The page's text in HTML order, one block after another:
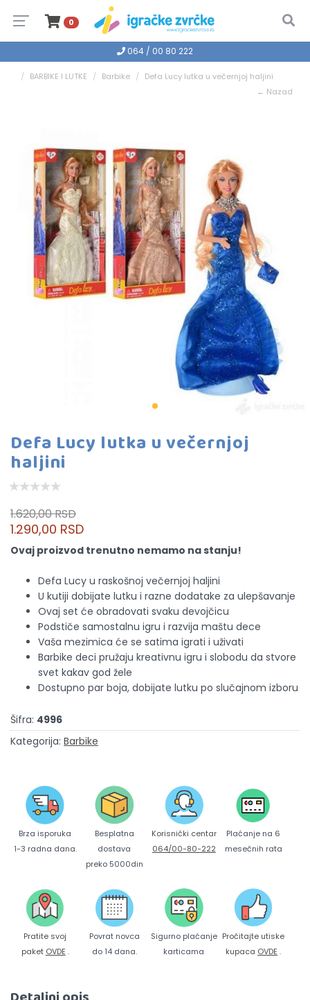
0
064 / 00 80 222
BARBIKE I LUTKE Barbike
Defa Lucy lutka u večernjoj haljini
← Nazad
Defa Lucy lutka u večernjoj
haljini
1.620,00 RSD
1.290,00 RSD
Ovaj proizvod trenutno nemamo na stanju!
Defa Lucy u raskošnoj večernjoj haljini
U kutiji dobijate lutku i razne dodatake za ulepšavanje
Ovaj set će obradovati svaku devojčicu
Podstiče samostalnu igru i razvija maštu dece
Vaša mezimica će se satima igrati i uživati
Barbike deci pružaju kreativnu igru i slobodu da stvore
svet kakav god žele
Dostupno par boja, dobijate lutku po slučajnom izboru
Šifra: 4996
Kategorija: Barbike
Brza isporuka
1-3 radna dana.
Besplatna
dostava
preko 5000din
Korisnički centar
064/00-80-222
Plaćanje na 6
mesečnih rata
Pratite svoj
paket OVDE .
Povrat novca
do 14 dana.
Sigurno plaćanje
karticama
Pročitajte utiske
kupaca OVDE .